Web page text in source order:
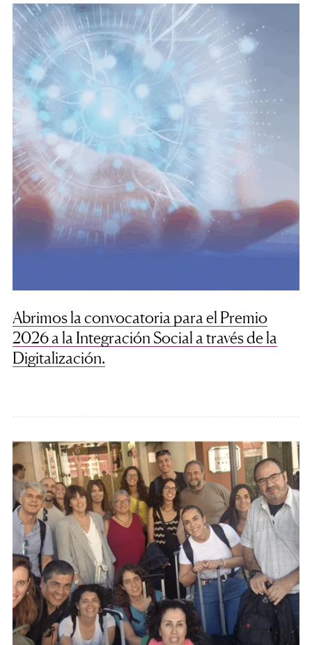
Abrimos la convocatoria para el Premio
2026 a la Integración Social a través de la
Digitalización.